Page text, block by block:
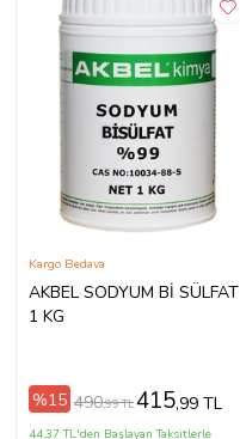
AKBEL SODYUM Bİ SÜLFAT
1 KG
Kargo Bedava
%15 490,99 TL415,99 TL
44,37 TL'den Başlayan Taksitlerle